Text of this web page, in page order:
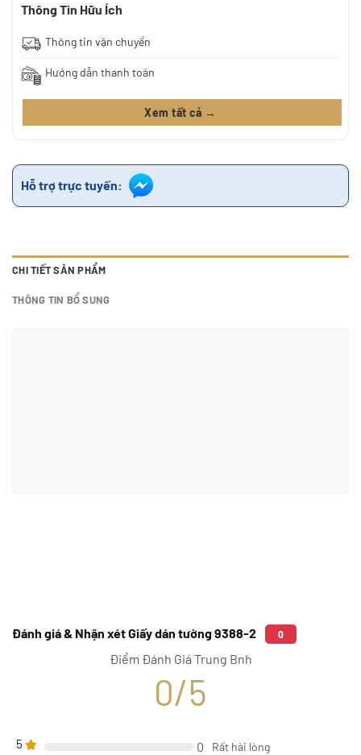
Thông Tin Hữu Ích
Thông tin vận chuyển
Hướng dẫn thanh toán
Xem tất cả →
Hỗ trợ trực tuyến:
CHI TIẾT SẢN PHẨM
THÔNG TIN BỔ SUNG
Đánh giá & Nhận xét Giấy dán tường 9388-2 0
Điểm Đánh Giá Trung Bnh
0/5
5 0 Rất hài lòng